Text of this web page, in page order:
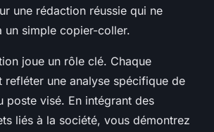
une rédaction réussie qui ne
un simple copier-coller.
joue un rôle clé. Chaque
refléter une analyse spécifique de
poste visé. En intégrant des
liés à la société, vous démontrez